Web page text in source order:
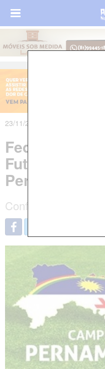
23/11/2017 às 21h28m -
Federação
Futebol
Confira os jogos da